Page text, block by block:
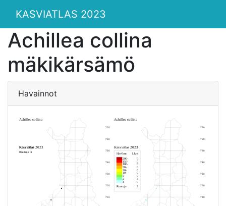
KASVIATLAS 2023
Achillea collina
mäkikärsämö
Havainnot